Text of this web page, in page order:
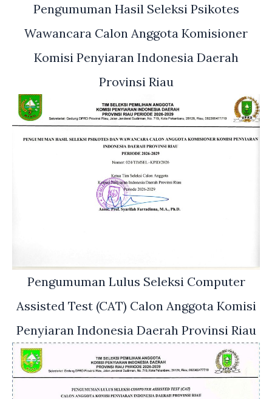
Pengumuman Hasil Seleksi Psikotes
Wawancara Calon Anggota Komisioner
Komisi Penyiaran Indonesia Daerah
Provinsi Riau
Pengumuman Lulus Seleksi Computer
Assisted Test (CAT) Calon Anggota Komisi
Penyiaran Indonesia Daerah Provinsi Riau